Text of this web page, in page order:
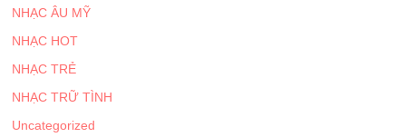
NHẠC ÂU MỸ
NHẠC HOT
NHẠC TRẺ
NHẠC TRỮ TÌNH
Uncategorized